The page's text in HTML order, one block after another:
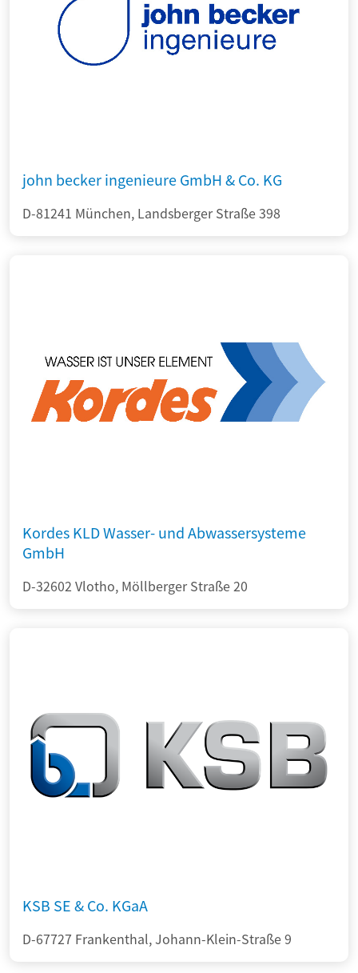
john becker ingenieure GmbH & Co. KG
D-81241 München, Landsberger Straße 398
Kordes KLD Wasser- und Abwassersysteme
GmbH
D-32602 Vlotho, Möllberger Straße 20
KSB SE & Co. KGaA
D-67727 Frankenthal, Johann-Klein-Straße 9